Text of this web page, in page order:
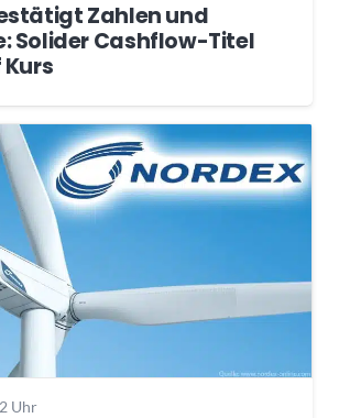
Zahlen und
Solider Cashflow-Titel
Uhr